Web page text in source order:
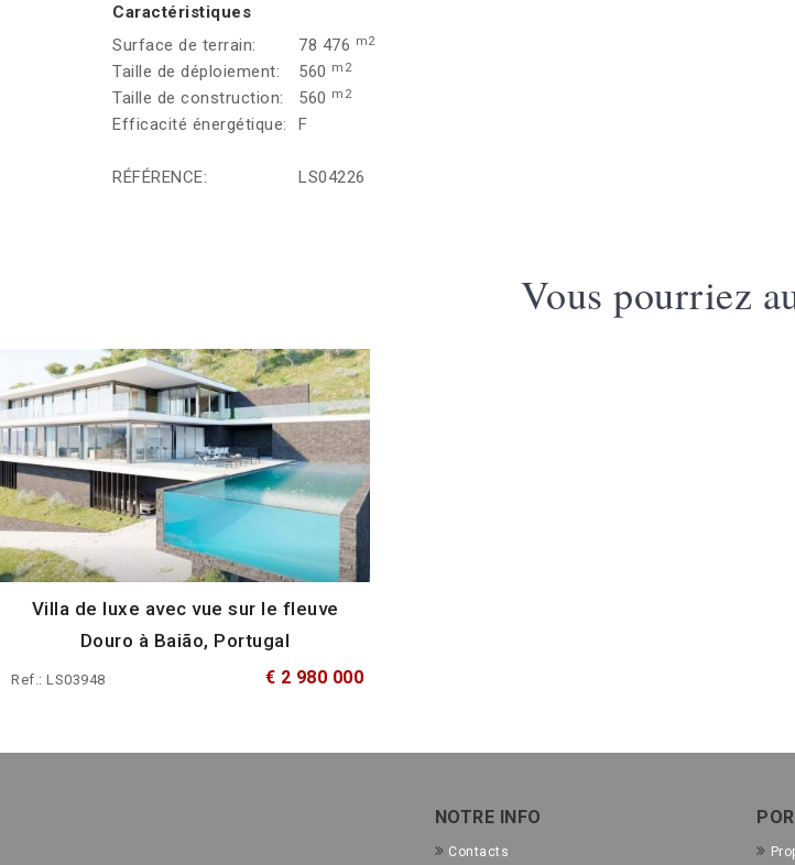
Caractéristiques
Surface de terrain:
78 476 m2
Taille de déploiement: 560 m2
Taille de construction: 560 m2
Efficacité énergétique: F
RÉFÉRENCE: LS04226
Vous pourriez
Villa de luxe avec vue sur le fleuve
Douro à Baião, Portugal
Ref.: LS03948 € 2 980 000
NOTRE INFO
Contacts